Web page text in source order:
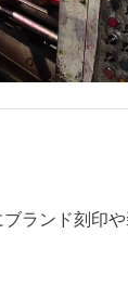
ランド刻印や